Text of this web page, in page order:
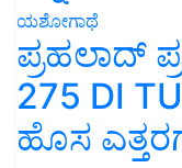
ಯಶೋಗಾಥೆ
ಪ್ರಹಲಾದ್
275 DI
ಹೊಸ